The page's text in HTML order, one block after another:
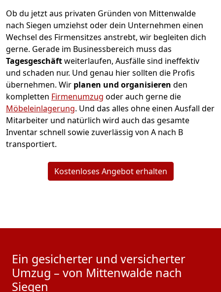
Ob du jetzt aus privaten Gründen von Mittenwalde
nach Siegen umziehst oder dein Unternehmen einen
Wechsel des Firmensitzes anstrebt, wir begleiten dich
gerne. Gerade im Businessbereich muss das
Tagesgeschäftweiterlaufen, Ausfälle sind ineffektiv
und schaden nur. Und genau hier sollten die Profis
übernehmen. Wir planen und organisieren den
kompletten Firmenumzug oder auch gerne die
Möbeleinlagerung. Und das alles ohne einen Ausfall der
Mitarbeiter und natürlich wird auch das gesamte
Inventar schnell sowie zuverlässig von A nach B
transportiert.
Kostenloses Angebot erhalten
Ein gesicherter und versicherter
Umzug – von Mittenwalde nach
Siegen